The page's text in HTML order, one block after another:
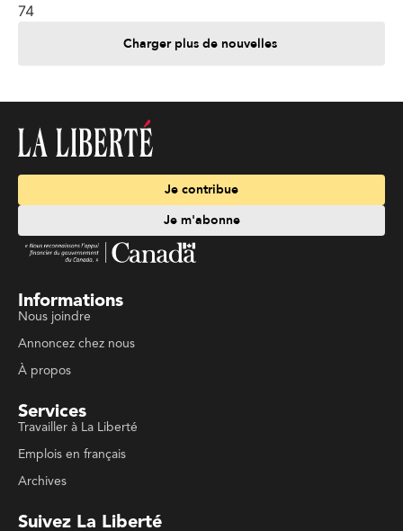
74
Charger plus de nouvelles
Je contribue
Je m'abonne
Informations
Nous joindre
Annoncez chez nous
À propos
Services
Travailler à La Liberté
Emplois en français
Archives
Suivez La Liberté